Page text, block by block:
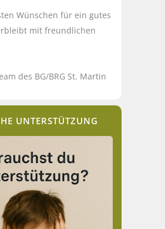
Wünschen für ein gutes
mit freundlichen
des BG/BRG St. Martin
UNTERSTÜTZUNG